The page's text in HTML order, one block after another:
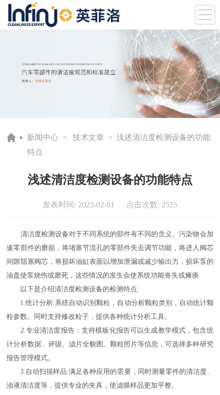
新闻中心 >技术文章 > 浅述清洁度检测设备的功能
特点
浅述清洁度检测设备的功能特点
发表时间: 2023-02-01 点击次数: 2525
清洁度检测设备对于不同系统的部件有不同的含义。污染物会加
速零部件的磨损，将堵塞节流孔的零部件失去调节功能，将进入阀芯
间隙阻塞阀芯，将损坏油缸表面以增加泄漏或减少输出力，损坏泵的
油盘使泵烧伤或磨死，这些情况的发生会使系统功能丧失或瘫痪
以下是介绍清洁度检测设备的检测特点:
1.统计分析:系统自动识别颗粒，自动分析颗粒类别，自动统计颗
粒参数。同时支持修改粒子，提供各种统计分析工具。
2.专业清洁度报告：支持模板化报告可以生成教学模式，包含统
计分析数据、评级、滤片全貌图、颗粒照片等信息，可选择多种研究
报告管理模式。
3.自动扫描样品:满足各种应用的需要，同时测量零件的清洁度、
油液清洁度等，提供专业的夹具，使滤膜样品更加平整。